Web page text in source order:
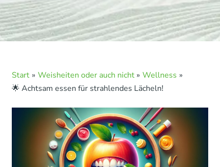
Start Weisheiten oder auch nicht
Wellness
🌟 Achtsam essen für strahlendes Lächeln!